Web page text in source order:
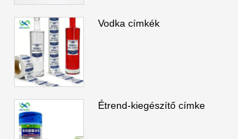
Vodka címkék
Étrend-kiegészítő címke